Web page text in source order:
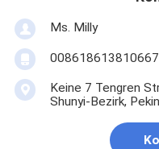
Ms. Milly
008618613810667
Keine 7 Tengren
Shunyi-Bezirk,